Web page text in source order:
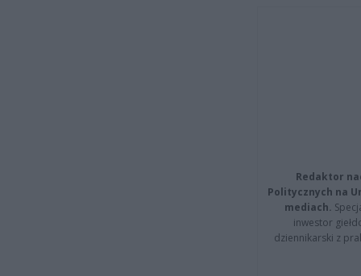
Redaktor
Politycznych na
mediach.
inwestor
dziennikarski z